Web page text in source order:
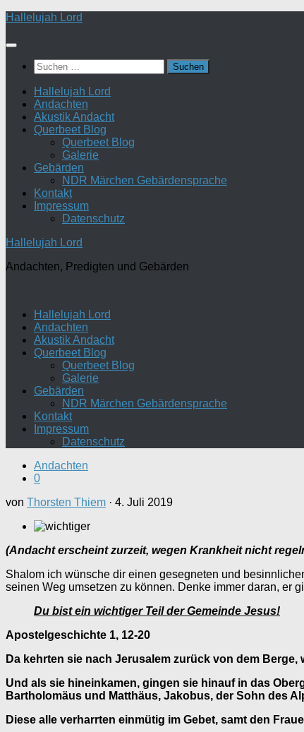
Zum
springen
Hallelujah Lord
Suchen
nach:
Hallelujah Lord
Andachten
Akustik Andacht
Querbeet Blog
Querbeet Blog
Galerie
Gebärden
NDR Märchen Gebärdensprache
Kontakt
Impressum
Datenschutz
Hallelujah Lord
Andachten, Predigten und Gebärden
Hallelujah Lord
Andachten
Akustik Andacht
Querbeet Blog
Querbeet Blog
Galerie
Gebärden
NDR Märchen Gebärdensprache
Kontakt
Impressum
Datenschutz
Andachten
0
von Thorsten Thiem · 4. Juli 2019
(Andacht erscheint zurzeit, wegen Krankheit nicht
Shalom ich wünsche dir einen gesegneten und
seinen Weg umsetzen zu können. Denke immer daran, er
Du bist ein wichtiger Teil der Gemeinde Jesus!
Apostelgeschichte 1, 12-20
Da kehrten sie nach Jerusalem zurück von dem
Und als sie hineinkamen, gingen sie hinauf in das
Bartholomäus und Matthäus, Jakobus, der Sohn des
Diese alle verharrten einmütig im Gebet, samt den